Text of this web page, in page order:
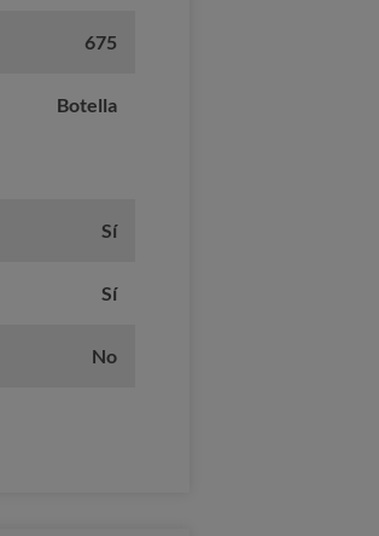
675
Botella
Sí
Sí
No